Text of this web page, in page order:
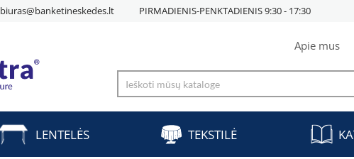
biuras@banketineskedes.lt PIRMADIENIS-PENKTADIENIS 9:30 - 17:30
Apie mus
LENTELĖS TEKSTILĖ